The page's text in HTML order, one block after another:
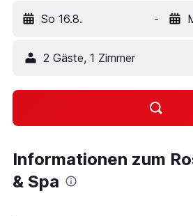
So 16.8. -
2 Gäste, 1 Zimmer
Informationen zum
& Spa